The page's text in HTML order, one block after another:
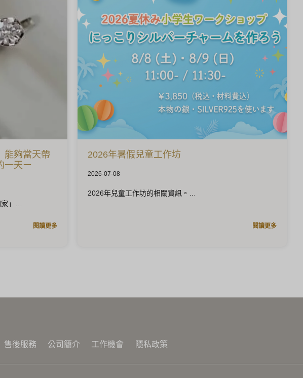
能夠當天帶
一天ー
」
閱讀更多
2026年暑假兒童工作坊
2026-07-08
2026年兒童工作坊的相關資訊。
閱讀更多
售後服務 公司簡介 工作機會 隱私政策